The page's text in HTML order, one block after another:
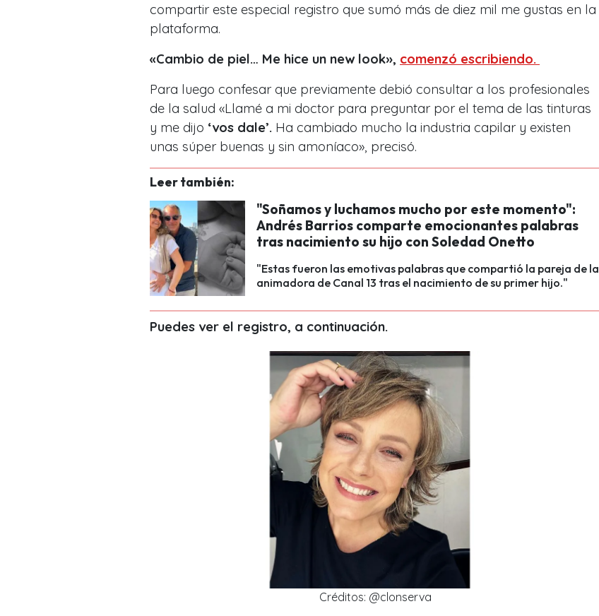
compartir este especial registro que sumó más de diez mil me gustas en la
plataforma.
«Cambio de piel… Me hice un new look», comenzó escribiendo.
Para luego confesar que previamente debió consultar a los profesionales
de la salud «Llamé a mi doctor para preguntar por el tema de las tinturas
y me dijo ‘vos dale’. Ha cambiado mucho la industria capilar y existen
unas súper buenas y sin amoníaco», precisó.
Leer también:
"Soñamos y luchamos mucho por este momento":
Andrés Barrios comparte emocionantes palabras
tras nacimiento su hijo con Soledad Onetto
"Estas fueron las emotivas palabras que compartió la pareja de la
animadora de Canal 13 tras el nacimiento de su primer hijo."
Puedes ver el registro, a continuación.
Créditos: @clonserva